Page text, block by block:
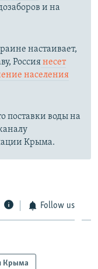
и на
настаивает,
Россиянесет
населения
поставки воды на
Крыма.
Follow us
Крыма